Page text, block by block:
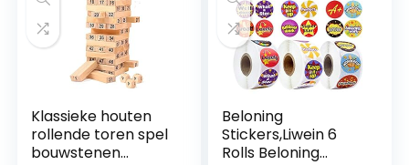
Klassieke houten
rollende toren spel
bouwstenen
Beloning
Stickers,Liwein 6
Rolls Beloning